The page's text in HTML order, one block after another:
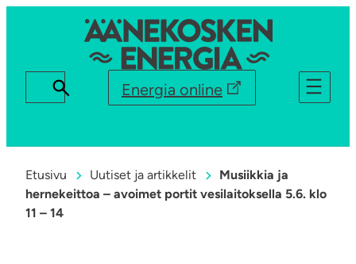
Energia online
Etusivu Uutiset ja artikkelit
Musiikkia ja
hernekeittoa – avoimet portit vesilaitoksella 5.6. klo
11 – 14